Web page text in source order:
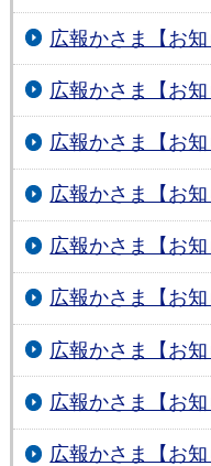
広報かさま【お
広報かさま【お
広報かさま【お
広報かさま【お
広報かさま【お
広報かさま【お
広報かさま【お
広報かさま【お
広報かさま【お